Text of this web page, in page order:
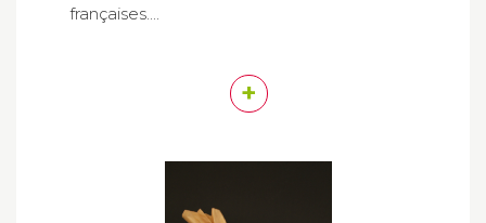
françaises....
+